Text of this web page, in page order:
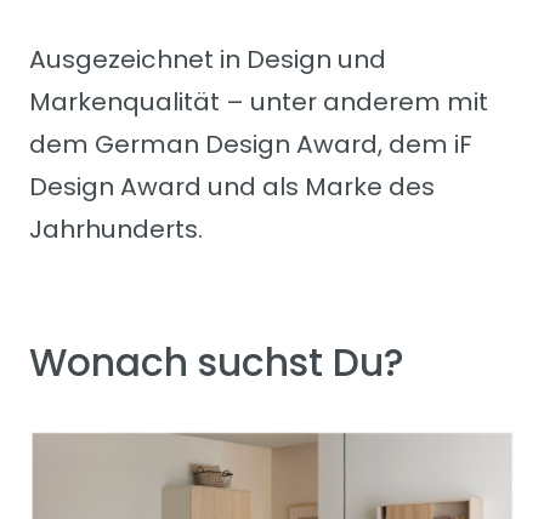
Ausgezeichnet in Design und
Markenqualität – unter anderem mit
dem German Design Award, dem iF
Design Award und als Marke des
Jahrhunderts.
Wonach suchst Du?